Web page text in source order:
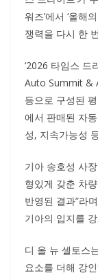
워즈’에서 ‘올해
쟁력을 다시 한
‘2026 타임스
Auto Summit &
등으로 구성된
에서 판매된 자
성, 지속가능성
기아 송호성 사
형있게 갖춘 차
반영된 결과”라
기아의 입지를
디 올 뉴 셀토스
요소를 더해 강